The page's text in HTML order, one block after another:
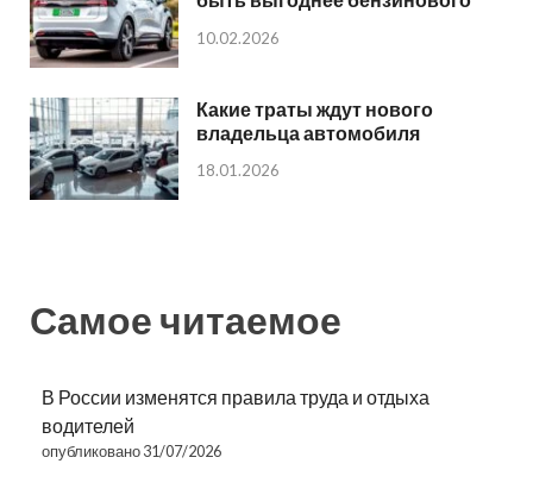
10.02.2026
Какие траты ждут нового
владельца автомобиля
18.01.2026
Самое читаемое
В России изменятся правила труда и отдыха
водителей
опубликовано 31/07/2026